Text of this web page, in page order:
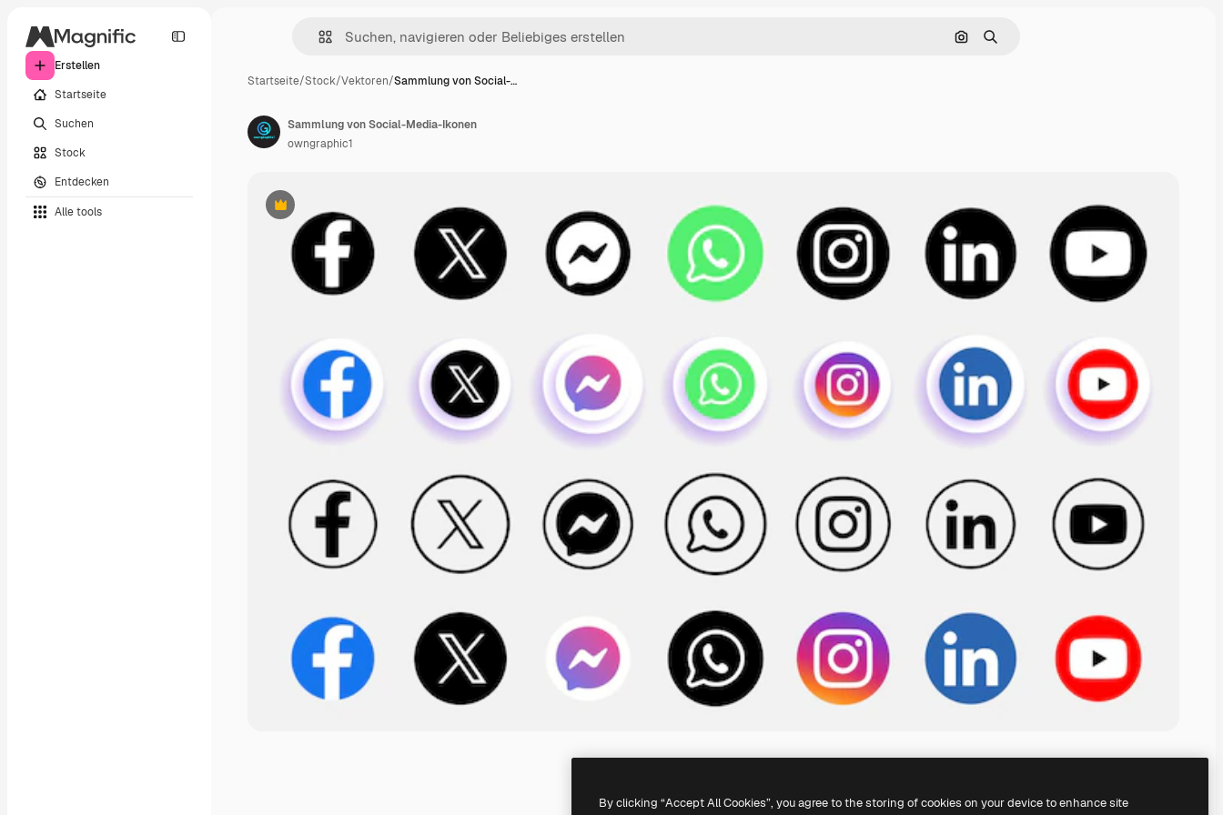
Erstellen
Startseite
Suchen
Stock
Entdecken
Alle tools
Nach Bild suchen
Suchen
Startseite/Stock/Vektoren/Sammlung von Social-…
Premium
Sammlung von Social-Media-Ikonen
owngraphic1
By clicking “Accept All Cookies”, you agree to the storing of cookies on your device to enhance site